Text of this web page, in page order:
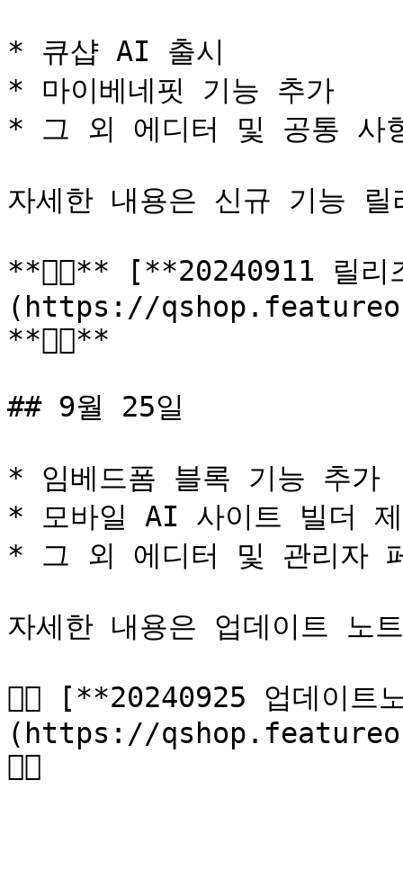
* 큐샵 AI 출시
* 마이베네핏 기능 추가
* 그 외 에디터 및 공통 사
자세한 내용은 신규 기능
**👉🏼** [**20240911 릴
(https://
**👈🏼**
## 9월 25일
* 임베드폼 블록 기능 추가
* 모바일 AI 사이트 빌더
* 그 외 에디터 및 관리자
자세한 내용은 업데이트 노
👉🏼 [**20240925 업데이트
(https://